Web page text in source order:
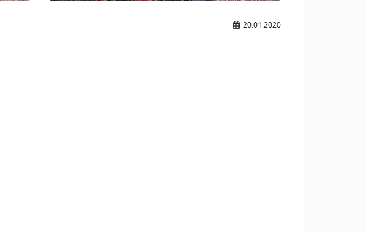
20.01.2020